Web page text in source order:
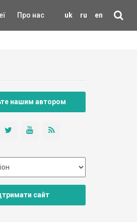
uk ru en
Про нас
нашим автором
сайт